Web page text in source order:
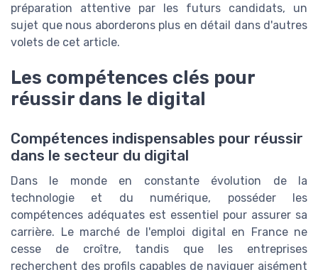
préparation attentive par les futurs candidats, un
sujet que nous aborderons plus en détail dans d'autres
volets de cet article.
Les compétences clés pour
réussir dans le digital
Compétences indispensables pour réussir
dans le secteur du digital
Dans le monde en constante évolution de la
technologie et du numérique, posséder les
compétences adéquates est essentiel pour assurer sa
carrière. Le marché de l'emploi digital en France ne
cesse de croître, tandis que les entreprises
recherchent des profils capables de naviguer aisément